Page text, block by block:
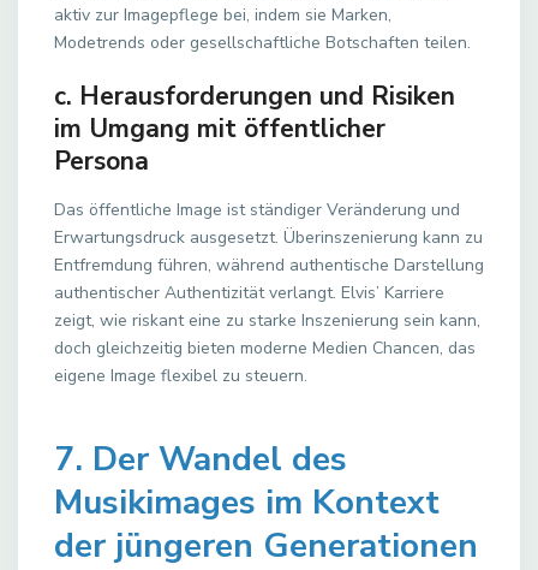
aktiv zur Imagepflege bei, indem sie Marken,
Modetrends oder gesellschaftliche Botschaften teilen.
c. Herausforderungen und Risiken
im Umgang mit öffentlicher
Persona
Das öffentliche Image ist ständiger Veränderung und
Erwartungsdruck ausgesetzt. Überinszenierung kann zu
Entfremdung führen, während authentische Darstellung
authentischer Authentizität verlangt. Elvis’ Karriere
zeigt, wie riskant eine zu starke Inszenierung sein kann,
doch gleichzeitig bieten moderne Medien Chancen, das
eigene Image flexibel zu steuern.
7. Der Wandel des
Musikimages im Kontext
der jüngeren Generationen